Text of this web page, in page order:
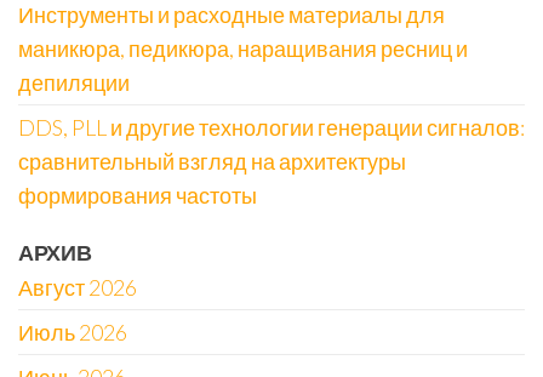
Инструменты и расходные материалы для
маникюра, педикюра, наращивания ресниц и
депиляции
DDS, PLL и другие технологии генерации сигналов:
сравнительный взгляд на архитектуры
формирования частоты
АРХИВ
Август 2026
Июль 2026